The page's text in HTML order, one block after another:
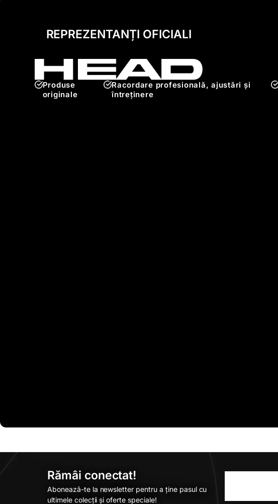
REPREZENTANȚI OFICIALI
Produse
originale
Racordare profesională, ajustări și
întreținere
Rămâi conectat!
Abonează-te la newsletter pentru a ține pasul cu
ultimele colecții și oferte speciale!